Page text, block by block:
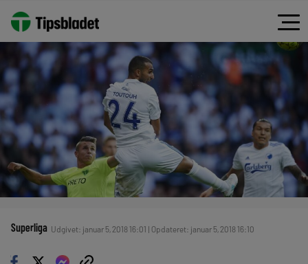
Superliga Udgivet: januar 5, 2018 16:01 | Opdateret: januar 5, 2018 16:10